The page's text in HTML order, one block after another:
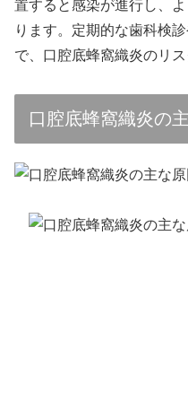
置すると感染が進行し、
ります。定期的な歯科検
で、口腔底蜂窩織炎のリ
口腔底蜂窩織炎の